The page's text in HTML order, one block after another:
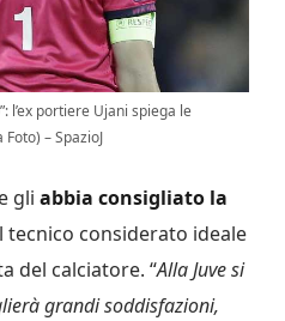
l’ex portiere Ujani spiega le
– SpazioJ
gli abbia consigliato la
tecnico considerato ideale
del calciatore. “Alla Juve si
grandi soddisfazioni,